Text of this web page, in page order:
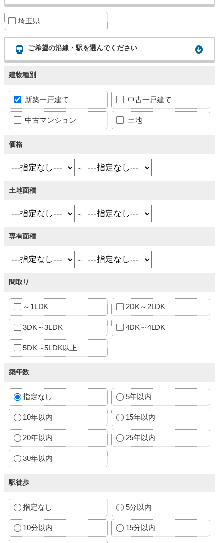
埼玉県
ご希望の沿線・駅を選んでください
建物種別
新築一戸建て 中古一戸建て
中古マンション 土地
価格
～
土地面積
～
専有面積
～
間取り
～1LDK 2DK～2LDK
3DK～3LDK 4DK～4LDK
5DK～5LDK以上
築年数
指定なし 5年以内
10年以内 15年以内
20年以内 25年以内
30年以内
駅徒歩
指定なし 5分以内
10分以内 15分以内